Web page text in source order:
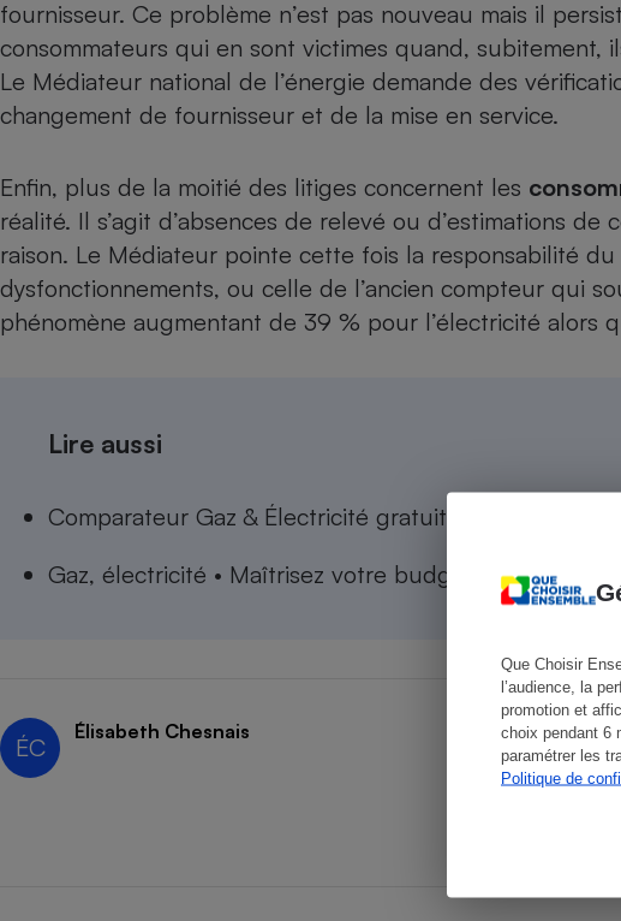
Que Choisir
l’audience, la
promotion et
choix pendant 6
paramétrer les
Politique de
fournisseur. Ce problème n’est pas nouveau mais il
consommateurs qui en sont victimes quand, subitement,
Le Médiateur national de l’énergie demande des
changement de fournisseur et de la mise en service.
Enfin, plus de la moitié des litiges concernent les
réalité. Il s’agit d’absences de relevé ou d’estimations de
raison. Le Médiateur pointe cette fois la responsabilité du
dysfonctionnements, ou celle de l’ancien compteur qui
phénomène augmentant de 39 % pour l’électricité alors
Lire aussi
Comparateur Gaz & Électricité gratuit - Faites baisser
Gaz, électricité • Maîtrisez votre budget
ÉC
Élisabeth Chesnais
Climatiseur -
Ventilateur
Cafetière à expressos
Robot ménager